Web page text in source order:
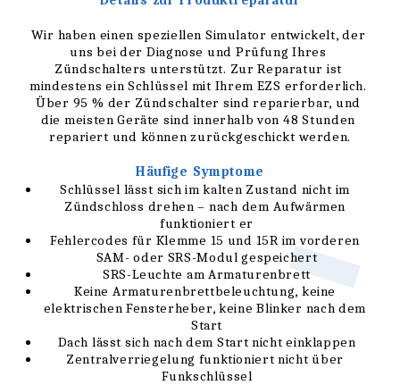
Wir haben einen speziellen Simulator entwickelt, der
uns bei der Diagnose und Prüfung Ihres
Zündschalters unterstützt. Zur Reparatur ist
mindestens ein Schlüssel mit Ihrem EZS erforderlich.
Über 95 % der Zündschalter sind reparierbar, und
die meisten Geräte sind innerhalb von 48 Stunden
repariert und können zurückgeschickt werden.
Häufige Symptome
Schlüssel lässt sich im kalten Zustand nicht im
Zündschloss drehen – nach dem Aufwärmen
funktioniert er
Fehlercodes für Klemme 15 und 15R im vorderen
SAM- oder SRS-Modul gespeichert
SRS-Leuchte am Armaturenbrett
Keine Armaturenbrettbeleuchtung, keine
elektrischen Fensterheber, keine Blinker nach dem
Start
Dach lässt sich nach dem Start nicht einklappen
Zentralverriegelung funktioniert nicht über
Funkschlüssel